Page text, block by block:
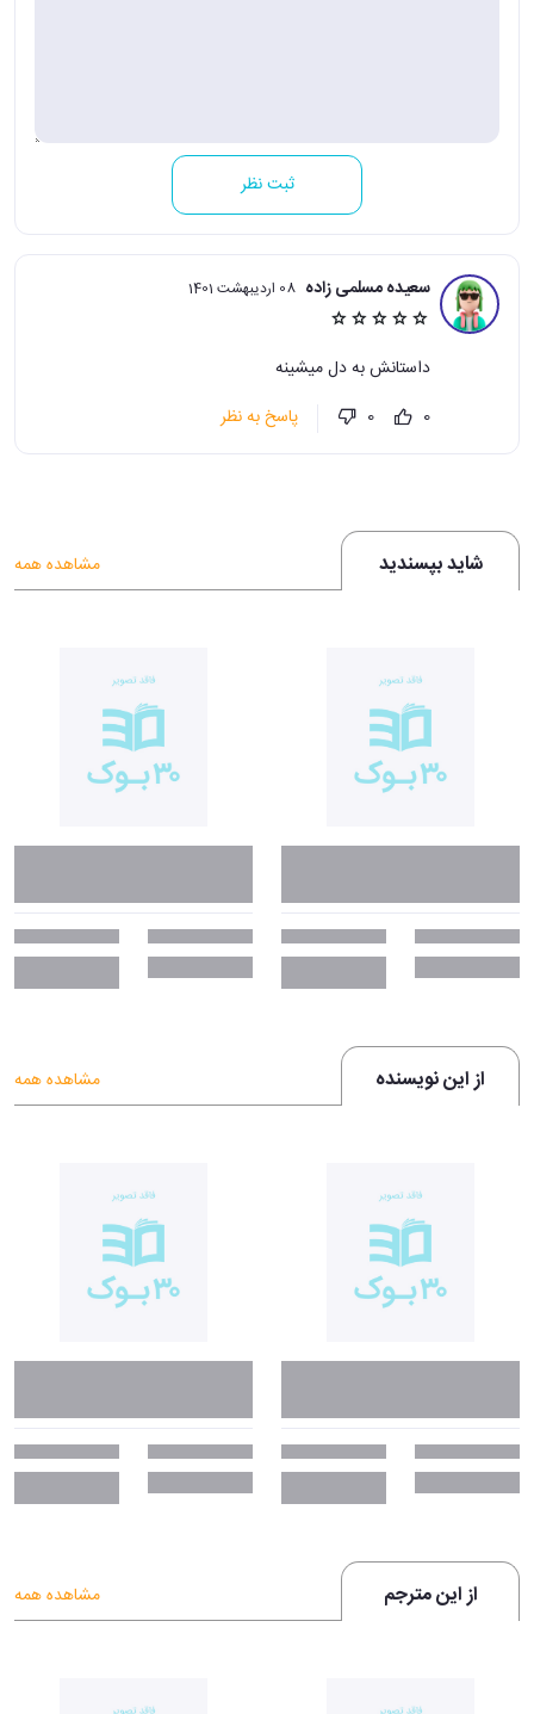
ثبت نظر
سعیده مسلمی زاده 08 اردیبهشت 1401
داستانش به دل میشینه
0
0 پاسخ به نظر
شاید بپسندید مشاهده همه
از این نویسنده مشاهده همه
از این مترجم مشاهده همه